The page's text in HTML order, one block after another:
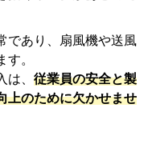
であり、扇風機や送風
。
は、従業員の安全と製
上のために欠かせませ